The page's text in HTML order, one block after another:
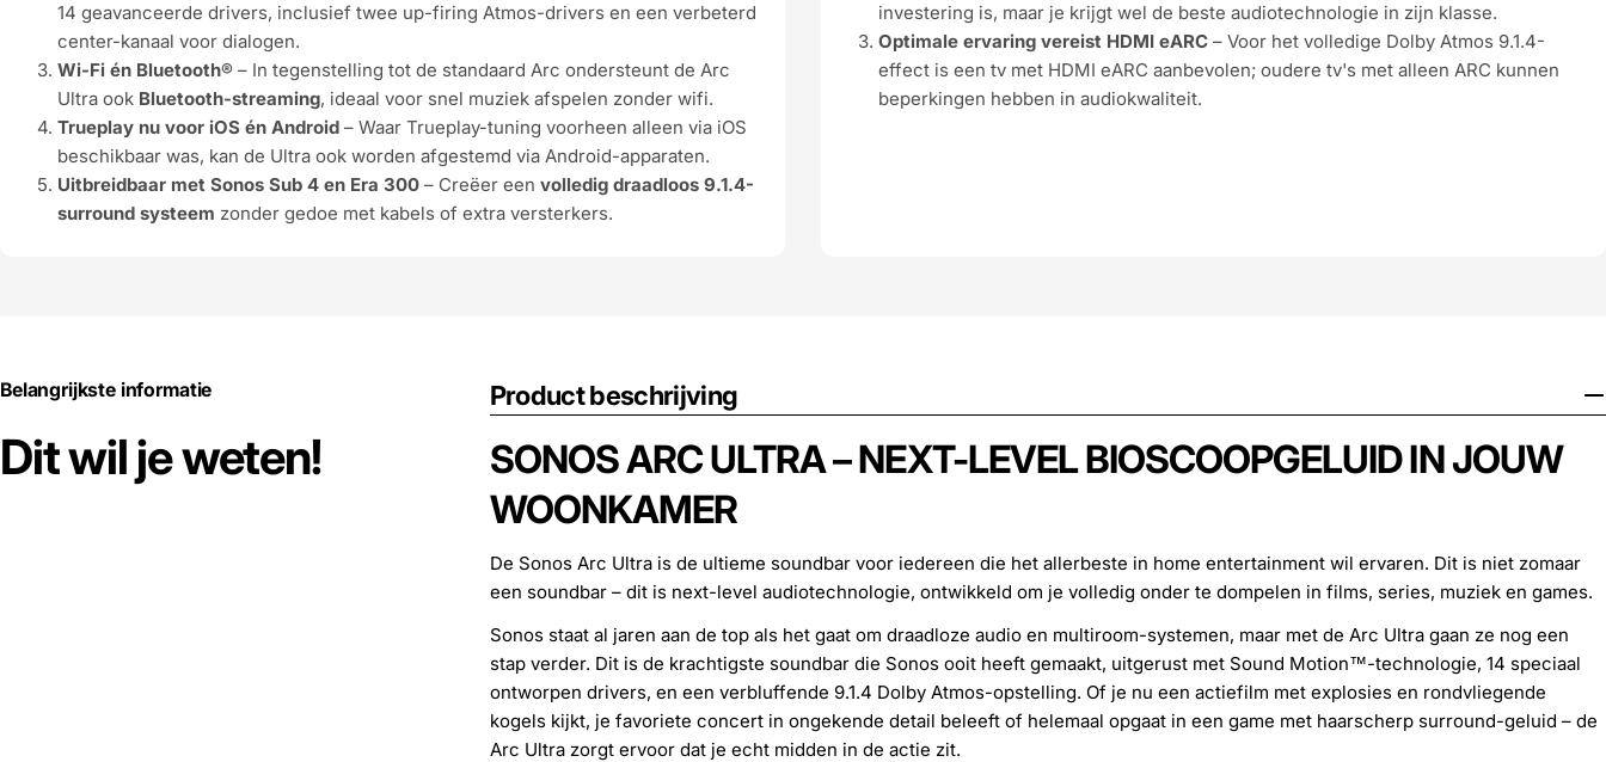
14 geavanceerde drivers, inclusief twee up-firing Atmos-drivers en een verbeterd
center-kanaal voor dialogen.
Wi-Fi én Bluetooth® – In tegenstelling tot de standaard Arc ondersteunt de Arc
Ultra ook Bluetooth-streaming, ideaal voor snel muziek afspelen zonder wifi.
Trueplay nu voor iOS én Android – Waar Trueplay-tuning voorheen alleen via iOS
beschikbaar was, kan de Ultra ook worden afgestemd via Android-apparaten.
Uitbreidbaar met Sonos Sub 4 en Era 300 – Creëer een volledig draadloos 9.1.4-
surround systeem zonder gedoe met kabels of extra versterkers.
investering is, maar je krijgt wel de beste audiotechnologie in zijn klasse.
Optimale ervaring vereist HDMI eARC – Voor het volledige Dolby Atmos 9.1.4-
effect is een tv met HDMI eARC aanbevolen; oudere tv's met alleen ARC kunnen
beperkingen hebben in audiokwaliteit.
Belangrijkste informatie
Dit wil je weten!
Product beschrijving
SONOS ARC ULTRA – NEXT-LEVEL BIOSCOOPGELUID IN JOUW
WOONKAMER
De Sonos Arc Ultra is de ultieme soundbar voor iedereen die het allerbeste in home entertainment wil ervaren. Dit is niet zomaar
een soundbar – dit is next-level audiotechnologie, ontwikkeld om je volledig onder te dompelen in films, series, muziek en games.
Sonos staat al jaren aan de top als het gaat om draadloze audio en multiroom-systemen, maar met de Arc Ultra gaan ze nog een
stap verder. Dit is de krachtigste soundbar die Sonos ooit heeft gemaakt, uitgerust met Sound Motion™-technologie, 14 speciaal
ontworpen drivers, en een verbluffende 9.1.4 Dolby Atmos-opstelling. Of je nu een actiefilm met explosies en rondvliegende
kogels kijkt, je favoriete concert in ongekende detail beleeft of helemaal opgaat in een game met haarscherp surround-geluid – de
Arc Ultra zorgt ervoor dat je echt midden in de actie zit.